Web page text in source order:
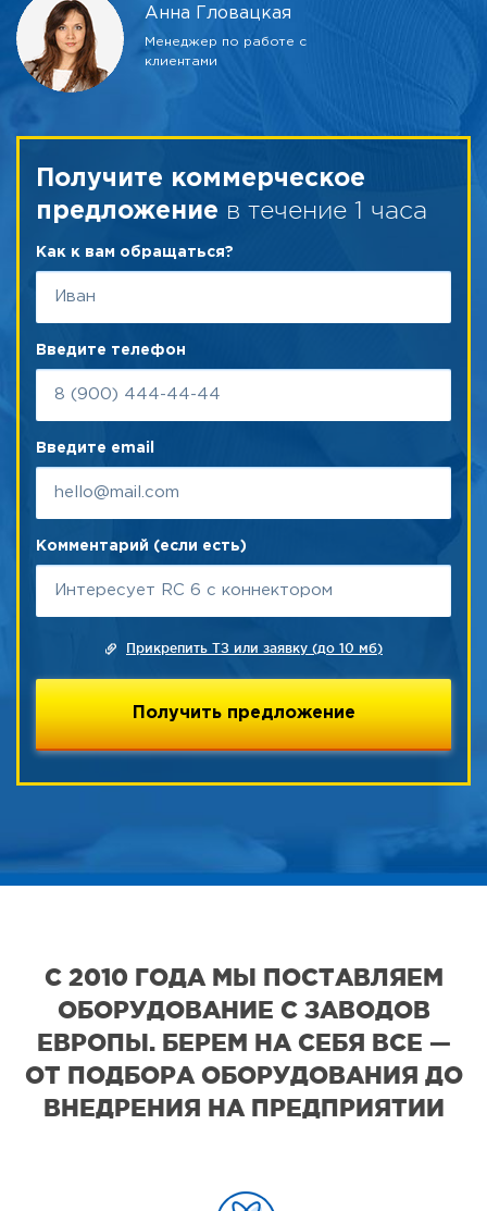
Анна Гловацкая
Менеджер по работе с
клиентами
Получите коммерческое
предложение в течение 1 часа
Как к вам обращаться?
Введите телефон
Введите email
Комментарий (если есть)
Прикрепить ТЗ или заявку (до 10 мб)
С 2010 ГОДА МЫ ПОСТАВЛЯЕМ
ОБОРУДОВАНИЕ С ЗАВОДОВ
ЕВРОПЫ. БЕРЕМ НА СЕБЯ ВСЕ —
ОТ ПОДБОРА ОБОРУДОВАНИЯ ДО
ВНЕДРЕНИЯ НА ПРЕДПРИЯТИИ